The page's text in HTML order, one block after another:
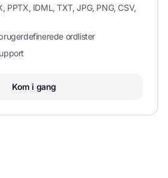
PPTX, IDML, TXT, JPG, PNG, CSV,
ordlister
Kom i gang